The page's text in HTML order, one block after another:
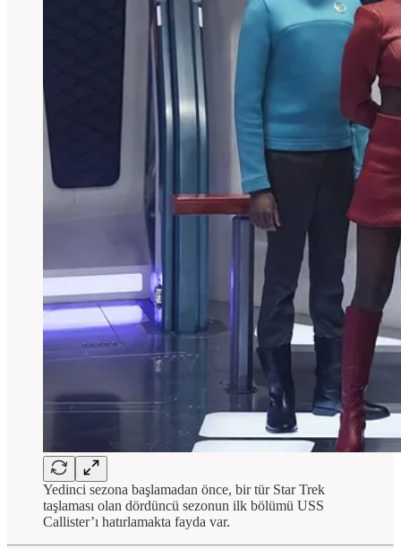
Yedinci sezona başlamadan önce, bir tür Star Trek
taşlaması olan dördüncü sezonun ilk bölümü USS
Callister’ı hatırlamakta fayda var.